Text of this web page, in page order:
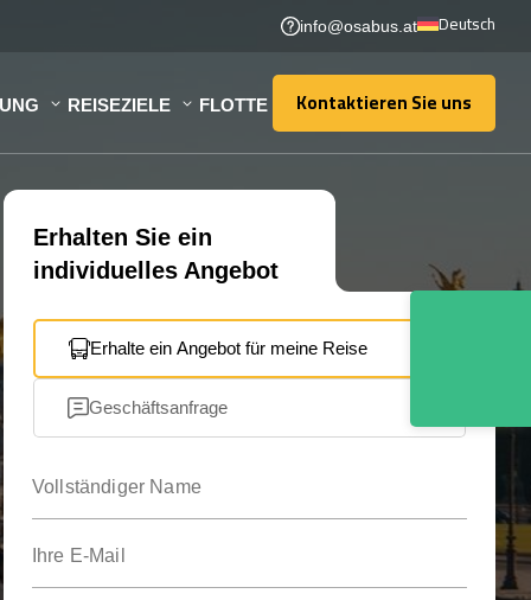
info@osabus.at Deutsch
REISEZIELE FLOTTE Kontaktieren Sie uns
Kontaktieren Sie uns
Erhalten Sie ein
individuelles Angebot
Erhalte ein Angebot für meine Reise
Geschäftsanfrage